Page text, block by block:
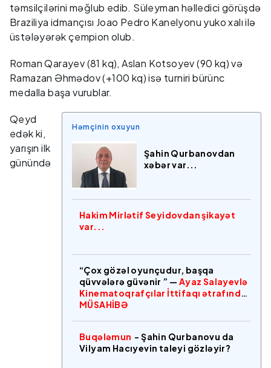
təmsilçilərini məğlub edib. Süleyman həlledici görüşdə
Braziliya idmançısı Joao Pedro Kanelyonu yuko xalı ilə
üstələyərək çempion olub.
Roman Qarayev (81 kq), Aslan Kotsoyev (90 kq) və
Ramazan Əhmədov (+100 kq) isə turniri bürünc
medalla başa vurublar.
Həmçinin oxuyun
Şahin Qurbanovdan
xəbər var...
Hakim Mirlətif Seyidovdan şikayət
var...
“Çox gözəl oyunçudur, başqa
qüvvələrə güvənir ” — Ayaz Salayevlə
Kinematoqrafçılar İttifaqı ətrafında
MÜSAHİBƏ
Buqələmun - Şahin Qurbanovu da
Vilyam Hacıyevin taleyi gözləyir?
Qeyd
edək ki,
yarışın ilk
günündə